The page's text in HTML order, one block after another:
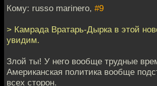
Кому: russo marinero, #9
> Камрада Вратарь-Дырка в этой
увидим.
Злой ты! У него вообще трудные
Американская политика вообще
всех сторон.